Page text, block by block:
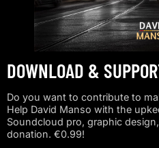
DOWNLOAD &
Do you want to contribute to
Help David Manso with the
Soundcloud pro, graphic
donation. €0.99!